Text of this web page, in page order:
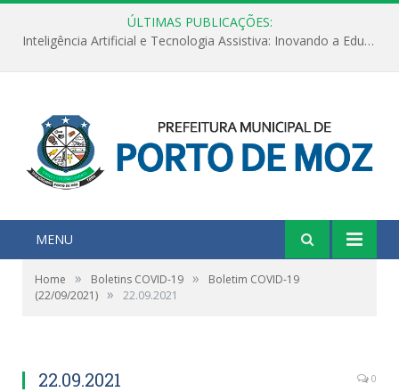
ÚLTIMAS PUBLICAÇÕES:
Inteligência Artificial e Tecnologia Assistiva: Inovando a Educação Especial e Inclusiva
MENU
Home » Boletins COVID-19 »
Boletim COVID-19
(22/09/2021) » 22.09.2021
22.09.2021 0